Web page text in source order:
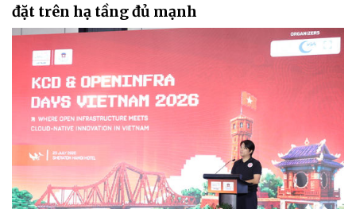
đặt trên hạ tầng đủ mạnh